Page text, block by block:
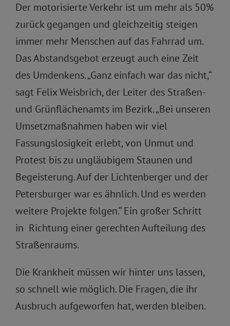
Der motorisierte Verkehr ist um mehr als 50%
zurück gegangen und gleichzeitig steigen
immer mehr Menschen auf das Fahrrad um.
Das Abstandsgebot erzeugt auch eine Zeit
des Umdenkens. „Ganz einfach war das nicht,“
sagt Felix Weisbrich, der Leiter des Straßen-
und Grünflächenamts im Bezirk. „Bei unseren
Umsetzmaßnahmen haben wir viel
Fassungslosigkeit erlebt, von Unmut und
Protest bis zu ungläubigem Staunen und
Begeisterung. Auf der Lichtenberger und der
Petersburger war es ähnlich. Und es werden
weitere Projekte folgen.“ Ein großer Schritt
in Richtung einer gerechten Aufteilung des
Straßenraums.
Die Krankheit müssen wir hinter uns lassen,
so schnell wie möglich. Die Fragen, die ihr
Ausbruch aufgeworfen hat, werden bleiben.